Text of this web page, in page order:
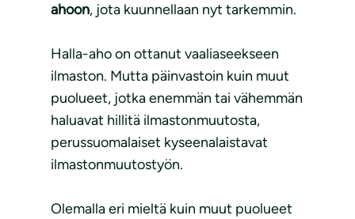
ahoon, jota kuunnellaan nyt tarkemmin.
Halla-aho on ottanut vaaliaseekseen
ilmaston. Mutta päinvastoin kuin muut
puolueet, jotka enemmän tai vähemmän
haluavat hillitä ilmastonmuutosta,
perussuomalaiset kyseenalaistavat
ilmastonmuutostyön.
Olemalla eri mieltä kuin muut puolueet